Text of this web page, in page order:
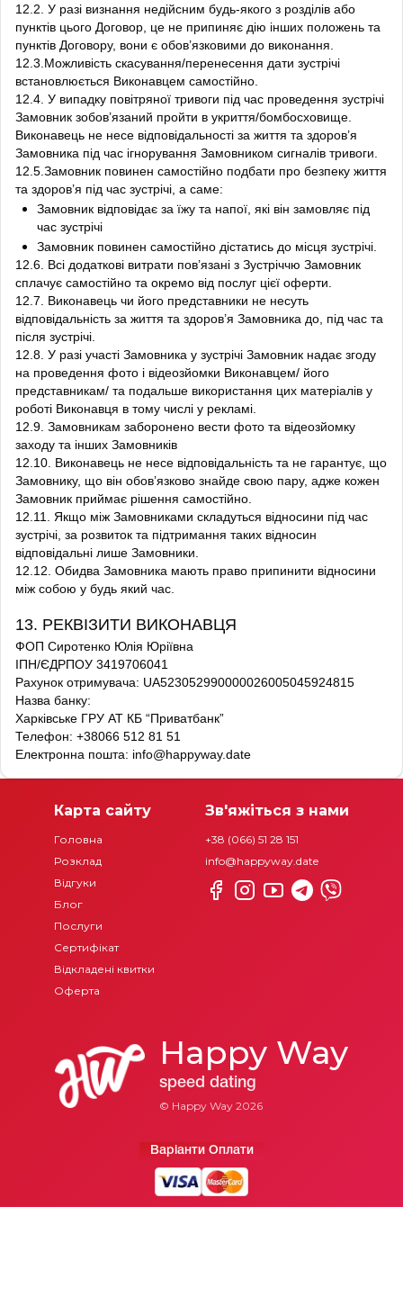
12.2. У разі визнання недійсним будь-якого з розділів або
пунктів цього Договор, це не припиняє дію інших положень та
пунктів Договору, вони є обов’язковими до виконання.
12.3.Можливість скасування/перенесення дати зустрічі
встановлюється Виконавцем самостійно.
12.4. У випадку повітряної тривоги під час проведення зустрічі
Замовник зобов’язаний пройти в укриття/бомбосховище.
Виконавець не несе відповідальності за життя та здоров’я
Замовника під час ігнорування Замовником сигналів тривоги.
12.5.Замовник повинен самостійно подбати про безпеку життя
та здоров’я під час зустрічі, а саме:
Замовник відповідає за їжу та напої, які він замовляє під
час зустрічі
Замовник повинен самостійно дістатись до місця зустрічі.
12.6. Всі додаткові витрати пов’язані з Зустріччю Замовник
сплачує самостійно та окремо від послуг цієї оферти.
12.7. Виконавець чи його представники не несуть
відповідальність за життя та здоров’я Замовника до, під час та
після зустрічі.
12.8. У разі участі Замовника у зустрічі Замовник надає згоду
на проведення фото і відеозйомки Виконавцем/ його
представникам/ та подальше використання цих матеріалів у
роботі Виконавця в тому числі у рекламі.
12.9. Замовникам заборонено вести фото та відеозйомку
заходу та інших Замовників
12.10. Виконавець не несе відповідальність та не гарантує, що
Замовнику, що він обов’язково знайде свою пару, адже кожен
Замовник приймає рішення самостійно.
12.11. Якщо між Замовниками складуться відносини під час
зустрічі, за розвиток та підтримання таких відносин
відповідальні лише Замовники.
12.12. Обидва Замовника мають право припинити відносини
між собою у будь який час.
13. РЕКВІЗИТИ ВИКОНАВЦЯ
ФОП Сиротенко Юлія Юріївна
ІПН/ЄДРПОУ 3419706041
Рахунок отримувача: UA523052990000026005045924815
Назва банку:
Харківське ГРУ АТ КБ “Приватбанк”
Телефон: +38066 512 81 51
Електронна пошта: info@happyway.date
Карта сайту
Головна
Розклад
Відгуки
Блог
Послуги
Сертифікат
Відкладені квитки
Оферта
Зв'яжіться з нами
+38 (066) 51 28 151
info@happyway.date
Happy Way
speed dating
© Happy Way 2026
Варіанти Оплати